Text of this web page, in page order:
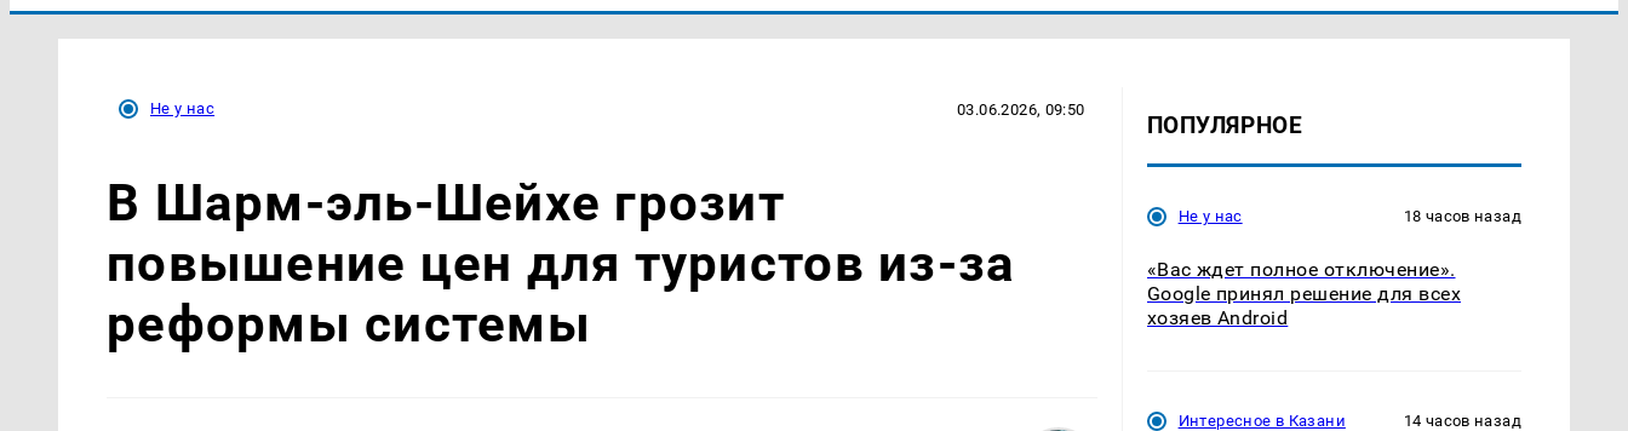
Не у нас 03.06.2026, 09:50
В Шарм-эль-Шейхе грозит
повышение цен для туристов из-за
реформы системы
ПОПУЛЯРНОЕ
Не у нас 18 часов назад
«Вас ждет полное отключение».
Google принял решение для всех
хозяев Android
Интересное в Казани 14 часов назад